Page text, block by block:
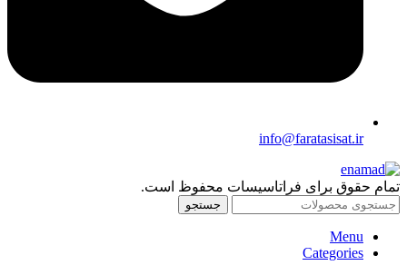
info@faratasisat.ir
تمام حقوق برای فراتاسیسات محفوظ است.
جستجو
Menu
Categories